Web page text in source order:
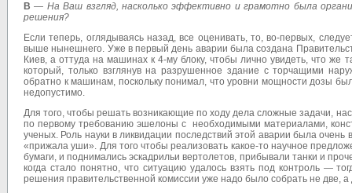
В — На Ваш взгляд, насколько эффективно и грамотно была
решения?
Если теперь, оглядываясь назад, все оценивать, то, во-первых,
выше нынешнего. Уже в первый день аварии была создана
Киев, а оттуда на машинах к 4-му блоку, чтобы лично увидеть, что
который, только взглянув на разрушенное здание с торчащими
обратно к машинам, поскольку понимал, что уровни мощности дозы
недопустимо.
Для того, чтобы решать возникающие по ходу дела сложные задачи,
по первому требованию эшелоны с необходимыми материалами,
ученых. Роль науки в ликвидации последствий этой аварии была
«прижала уши». Для того чтобы реализовать какое-то научное
бумаги, и поднимались эскадрильи вертолетов, прибывали танки и
когда стало понятно, что ситуацию удалось взять под контроль —
решения правительственной комиссии уже надо было собрать не две,